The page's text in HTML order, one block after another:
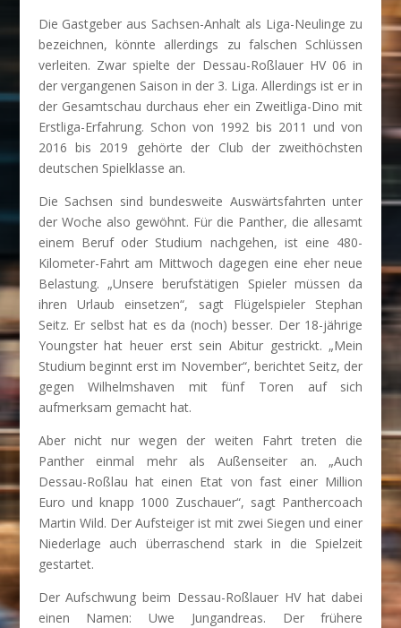
Die Gastgeber aus Sachsen-Anhalt als Liga-Neulinge zu
bezeichnen, könnte allerdings zu falschen Schlüssen
verleiten. Zwar spielte der Dessau-Roßlauer HV 06 in
der vergangenen Saison in der 3. Liga. Allerdings ist er in
der Gesamtschau durchaus eher ein Zweitliga-Dino mit
Erstliga-Erfahrung. Schon von 1992 bis 2011 und von
2016 bis 2019 gehörte der Club der zweithöchsten
deutschen Spielklasse an.
Die Sachsen sind bundesweite Auswärtsfahrten unter
der Woche also gewöhnt. Für die Panther, die allesamt
einem Beruf oder Studium nachgehen, ist eine 480-
Kilometer-Fahrt am Mittwoch dagegen eine eher neue
Belastung. „Unsere berufstätigen Spieler müssen da
ihren Urlaub einsetzen“, sagt Flügelspieler Stephan
Seitz. Er selbst hat es da (noch) besser. Der 18-jährige
Youngster hat heuer erst sein Abitur gestrickt. „Mein
Studium beginnt erst im November“, berichtet Seitz, der
gegen Wilhelmshaven mit fünf Toren auf sich
aufmerksam gemacht hat.
Aber nicht nur wegen der weiten Fahrt treten die
Panther einmal mehr als Außenseiter an. „Auch
Dessau-Roßlau hat einen Etat von fast einer Million
Euro und knapp 1000 Zuschauer“, sagt Panthercoach
Martin Wild. Der Aufsteiger ist mit zwei Siegen und einer
Niederlage auch überraschend stark in die Spielzeit
gestartet.
Der Aufschwung beim Dessau-Roßlauer HV hat dabei
einen Namen: Uwe Jungandreas. Der frühere